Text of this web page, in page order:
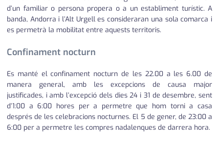
d’un familiar o persona propera o a un establiment turístic. A
banda, Andorra i l’Alt Urgell es consideraran una sola comarca i
es permetrà la mobilitat entre aquests territoris.
Confinament nocturn
Es manté el confinament nocturn de les 22.00 a les 6.00 de
manera general, amb les excepcions de causa major
justificades, i amb l’excepció dels dies 24 i 31 de desembre, sent
d’1:00 a 6:00 hores per a permetre que hom torni a casa
després de les celebracions nocturnes. El 5 de gener, de 23:00 a
6:00 per a permetre les compres nadalenques de darrera hora.